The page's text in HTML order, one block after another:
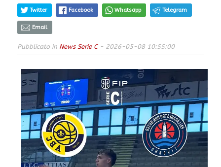
Twitter Facebook Whatsapp Telegram
Email
Pubblicato in News Serie C- 2026-05-08 10:55:00